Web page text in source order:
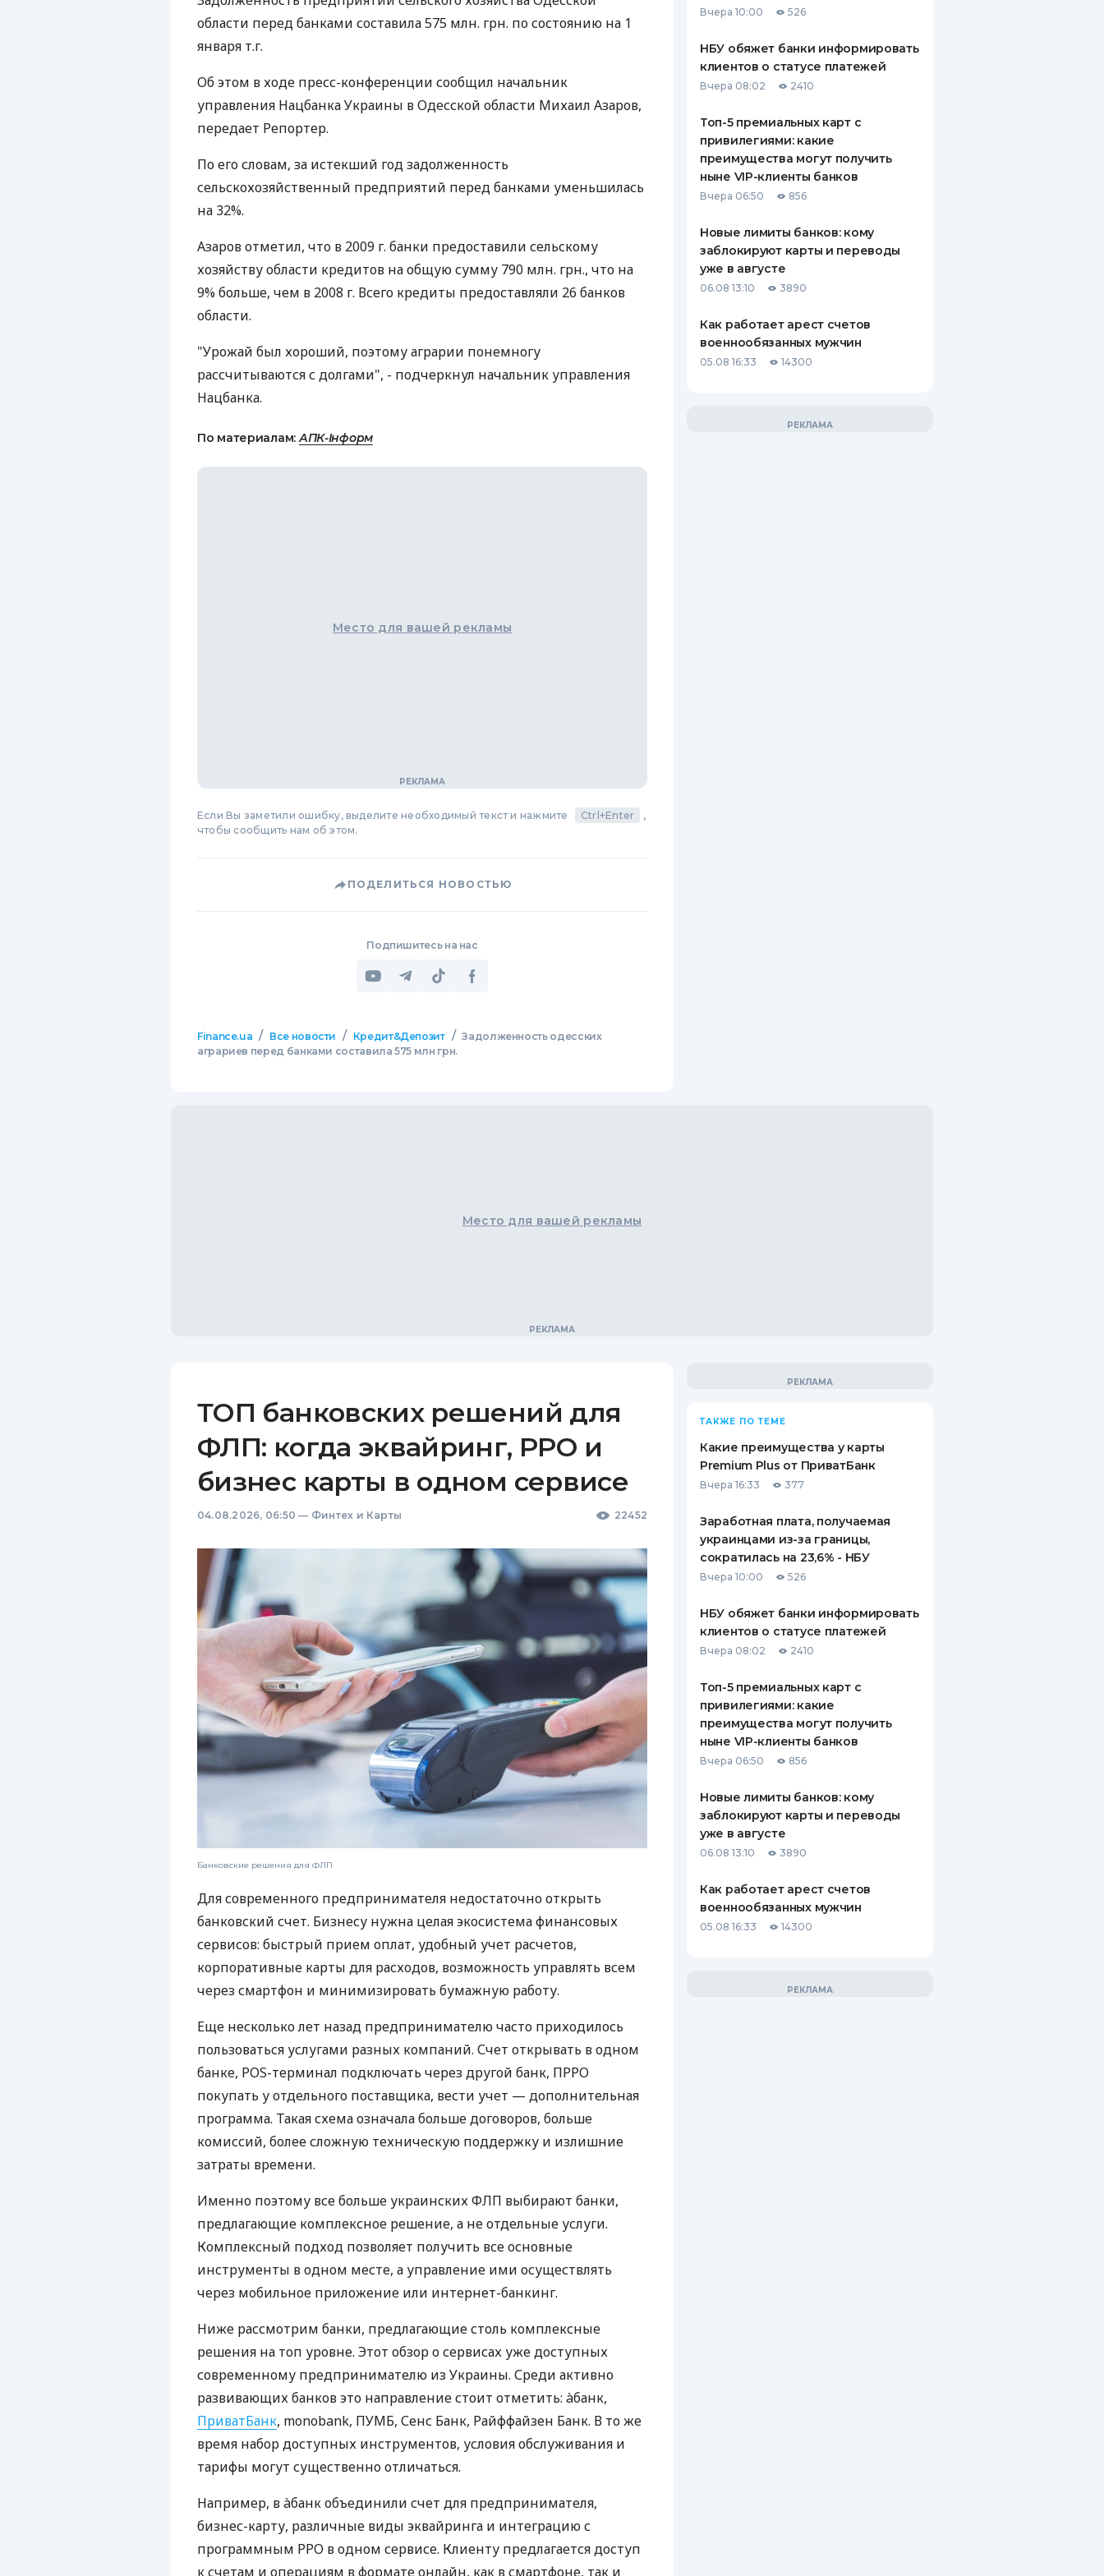
ЕЖЕМЕСЯЧНЫЙ ОБЗОР
БАНКОВСКИМ КАРТАМ
СТРАХОВАНИЮ
ВСЕ СТРАХОВЫЕ ПОЛИСЫ
ОТЗЫВЫ О СТРАХОВЫХ
КОМПАНИЯХ
области перед банками составила 575 млн. грн. по состоянию на 1
января т.г.
Об этом в ходе пресс-конференции сообщил начальник
управления Нацбанка Украины в Одесской области Михаил Азаров,
передает Репортер.
По его словам, за истекший год задолженность
сельскохозяйственный предприятий перед банками уменьшилась
на 32%.
Азаров отметил, что в 2009 г. банки предоставили сельскому
хозяйству области кредитов на общую сумму 790 млн. грн., что на
9% больше, чем в 2008 г. Всего кредиты предоставляли 26 банков
области.
"Урожай был хороший, поэтому аграрии понемногу
рассчитываются с долгами", - подчеркнул начальник управления
Нацбанка.
По материалам:АПК-Інформ
Место для вашей рекламы
Если Вы заметили ошибку, выделите необходимый текст и нажмите Ctrl+Enter
,
чтобы сообщить нам об этом.
ПОДЕЛИТЬСЯ НОВОСТЬЮ
Подпишитесь на нас
Finance.ua / Все новости / Кредит&Депозит / Задолженность одесских
аграриев перед банками составила 575 млн грн.
Вчера 10:00 526
НБУ обяжет банки информировать
клиентов о статусе платежей
Вчера 08:02 2410
Топ-5 премиальных карт с
привилегиями: какие
преимущества могут получить
ныне VIP-клиенты банков
Вчера 06:50 856
Новые лимиты банков: кому
заблокируют карты и переводы
уже в августе
06.08 13:10 3890
Как работает арест счетов
военнообязанных мужчин
05.08 16:33 14300
Место для вашей рекламы
ТОП банковских решений для
ФЛП: когда эквайринг, РРО и
бизнес карты в одном сервисе
04.08.2026, 06:50 — Финтех и Карты 22452
Банковские решения для ФЛП
Для современного предпринимателя недостаточно открыть
банковский счет. Бизнесу нужна целая экосистема финансовых
сервисов: быстрый прием оплат, удобный учет расчетов,
корпоративные карты для расходов, возможность управлять всем
через смартфон и минимизировать бумажную работу.
Еще несколько лет назад предпринимателю часто приходилось
пользоваться услугами разных компаний. Счет открывать в одном
банке, POS-терминал подключать через другой банк, ПРРО
покупать у отдельного поставщика, вести учет — дополнительная
программа. Такая схема означала больше договоров, больше
комиссий, более сложную техническую поддержку и излишние
затраты времени.
Именно поэтому все больше украинских ФЛП выбирают банки,
предлагающие комплексное решение, а не отдельные услуги.
Комплексный подход позволяет получить все основные
инструменты в одном месте, а управление ими осуществлять
через мобильное приложение или интернет-банкинг.
Ниже рассмотрим банки, предлагающие столь комплексные
решения на топ уровне. Этот обзор о сервисах уже доступных
современному предпринимателю из Украины. Среди активно
развивающих банков это направление стоит отметить: àбанк,
ПриватБанк, monobank, ПУМБ, Сенс Банк, Райффайзен Банк. В то же
время набор доступных инструментов, условия обслуживания и
тарифы могут существенно отличаться.
Например, в àбанк объединили счет для предпринимателя,
бизнес-карту, различные виды эквайринга и интеграцию с
программным РРО в одном сервисе. Клиенту предлагается доступ
к счетам и операциям в формате онлайн, как в смартфоне, так и
ТАКЖЕ ПО ТЕМЕ
Какие преимущества у карты
Premium Plus от ПриватБанк
Вчера 16:33 377
Заработная плата, получаемая
украинцами из-за границы,
сократилась на 23,6% - НБУ
Вчера 10:00 526
НБУ обяжет банки информировать
клиентов о статусе платежей
Вчера 08:02 2410
Топ-5 премиальных карт с
привилегиями: какие
преимущества могут получить
ныне VIP-клиенты банков
Вчера 06:50 856
Новые лимиты банков: кому
заблокируют карты и переводы
уже в августе
06.08 13:10 3890
Как работает арест счетов
военнообязанных мужчин
05.08 16:33 14300